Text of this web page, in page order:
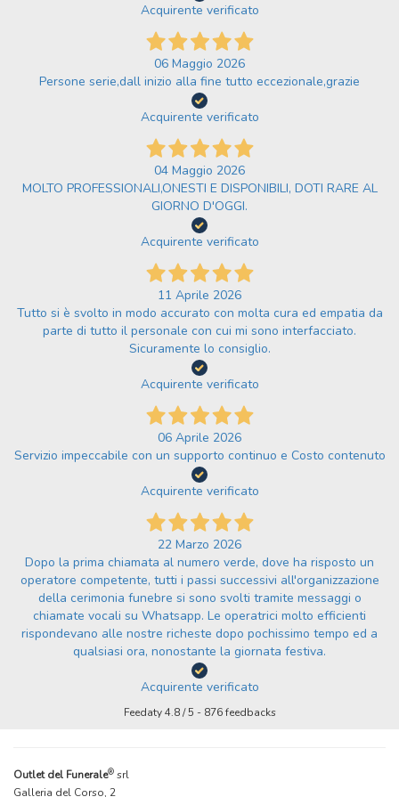
Acquirente verificato
06 Maggio 2026
Persone serie,dall inizio alla fine tutto eccezionale,grazie
Acquirente verificato
04 Maggio 2026
MOLTO PROFESSIONALI,ONESTI E DISPONIBILI, DOTI RARE AL
GIORNO D'OGGI.
Acquirente verificato
11 Aprile 2026
Tutto si è svolto in modo accurato con molta cura ed empatia da
parte di tutto il personale con cui mi sono interfacciato.
Sicuramente lo consiglio.
Acquirente verificato
06 Aprile 2026
Servizio impeccabile con un supporto continuo e Costo contenuto
Acquirente verificato
22 Marzo 2026
Dopo la prima chiamata al numero verde, dove ha risposto un
operatore competente, tutti i passi successivi all'organizzazione
della cerimonia funebre si sono svolti tramite messaggi o
chiamate vocali su Whatsapp. Le operatrici molto efficienti
rispondevano alle nostre richeste dopo pochissimo tempo ed a
qualsiasi ora, nonostante la giornata festiva.
Acquirente verificato
Feedaty4.8/5 - 876feedbacks
Outlet del Funerale® srl
Galleria del Corso, 2